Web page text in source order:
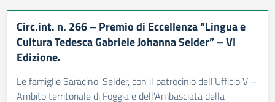
Circ.int. n. 266 – Premio di Eccellenza “Lingua e
Cultura Tedesca Gabriele Johanna Selder” – VI
Edizione.
Le famiglie Saracino-Selder, con il patrocinio dell’Ufficio V –
Ambito territoriale di Foggia e dell’Ambasciata della